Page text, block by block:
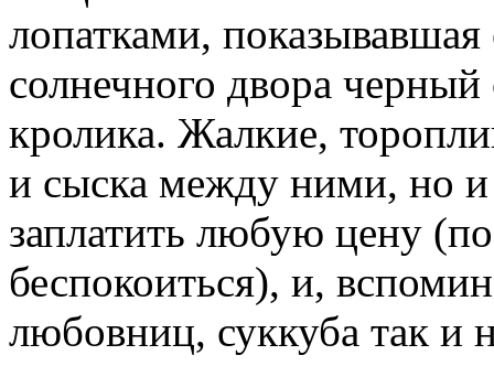
лопатками,
солнечного двора
кролика. Жалкие,
и сыска между ними, но
заплатить любую цену
беспокоиться), и,
любовниц, суккуба так и